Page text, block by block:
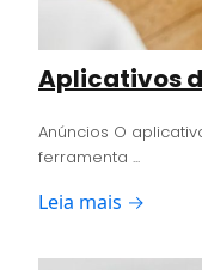
Aplicativos
Anúncios O
ferramenta ...
Leia mais →